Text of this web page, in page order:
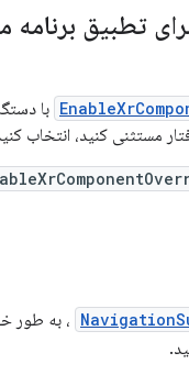
مستثنی کنید، انتخاب